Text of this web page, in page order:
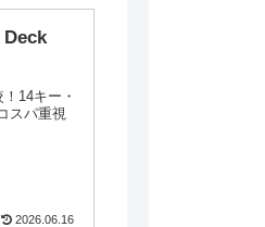
14キー・
スパ重視
2026.06.16